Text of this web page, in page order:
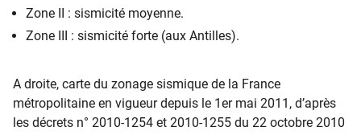
Zone II : sismicité moyenne.
Zone III : sismicité forte (aux Antilles).
A droite, carte du zonage sismique de la France
métropolitaine en vigueur depuis le 1er mai 2011, d’après
les décrets n° 2010-1254 et 2010-1255 du 22 octobre 2010